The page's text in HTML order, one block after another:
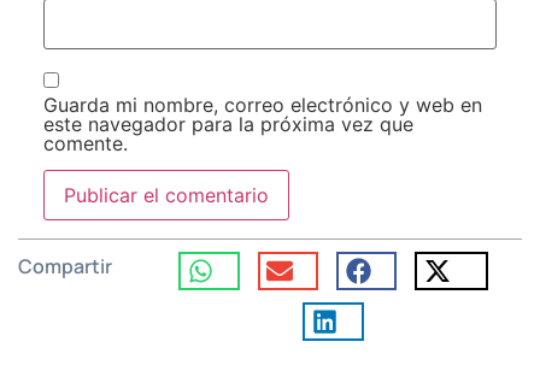
Guarda mi nombre, correo electrónico y web en
este navegador para la próxima vez que
comente.
Compartir